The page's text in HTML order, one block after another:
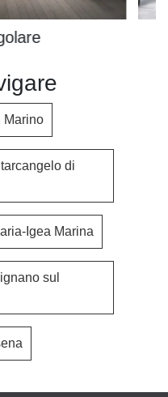
Marino
di
Igea Marina
sul